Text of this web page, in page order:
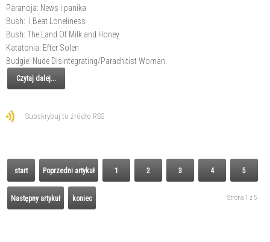
Paranoja: News i panika
Bush: .I Beat Loneliness
Bush: The Land Of Milk and Honey
Katatonia: Efter Solen
Budgie: Nude Disintegrating/Parachitist Woman.
Czytaj dalej...
Subskrybuj to źródło RSS
start Poprzedni artykuł 1 2 3 4 5
Następny artykuł koniec Strona 1 z 5